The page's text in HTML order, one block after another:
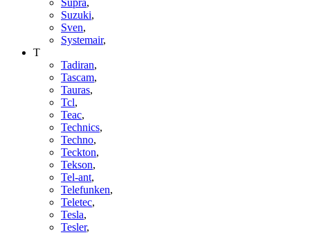
Suzuki,
Sven,
Systemair,
T
Tadiran,
Tascam,
Tauras,
Tcl,
Teac,
Technics,
Techno,
Teckton,
Tekson,
Tel-ant,
Telefunken,
Teletec,
Tesla,
Tesler,